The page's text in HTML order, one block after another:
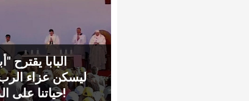
البابا يقترح
ليسكن عزاء
حياتنا على الدوام!